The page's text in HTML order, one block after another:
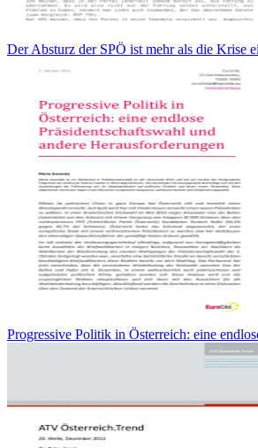
Der Absturz der SPÖ ist mehr als die Krise
Progressive Politik in Österreich: eine